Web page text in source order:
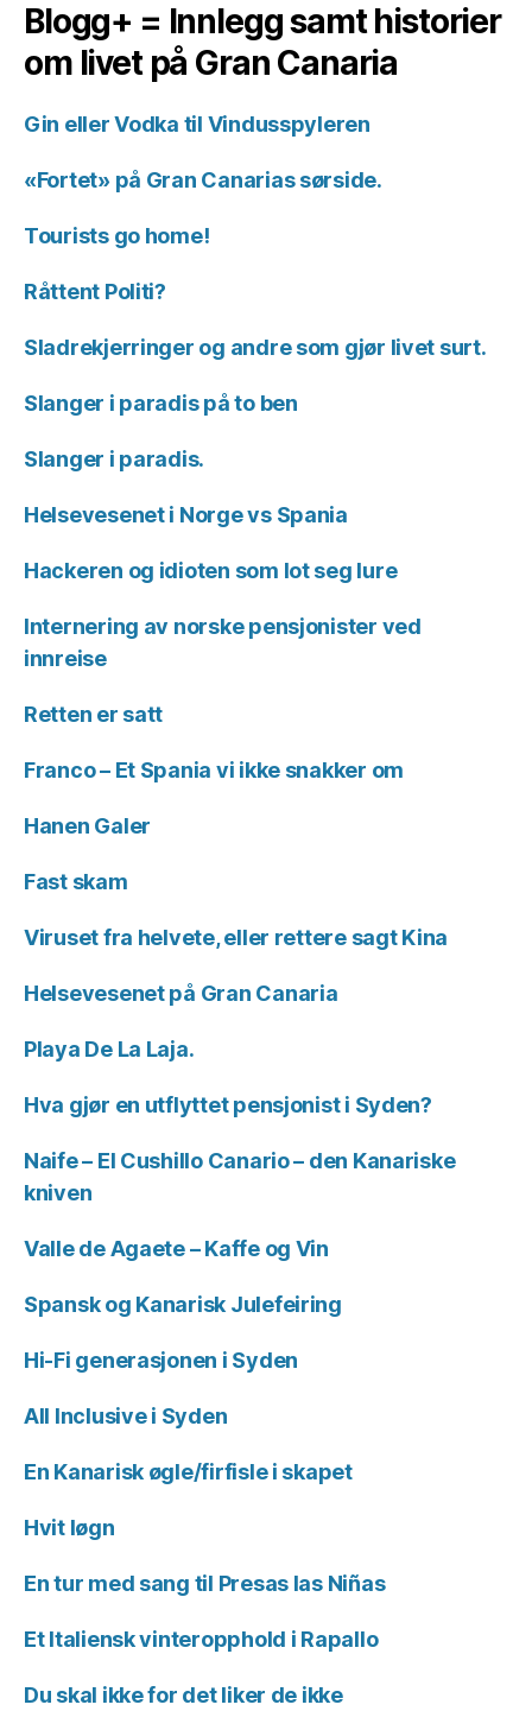
Blogg+ = Innlegg samt historier
om livet på Gran Canaria
Gin eller Vodka til Vindusspyleren
«Fortet» på Gran Canarias sørside.
Tourists go home!
Råttent Politi?
Sladrekjerringer og andre som gjør livet surt.
Slanger i paradis på to ben
Slanger i paradis.
Helsevesenet i Norge vs Spania
Hackeren og idioten som lot seg lure
Internering av norske pensjonister ved
innreise
Retten er satt
Franco – Et Spania vi ikke snakker om
Hanen Galer
Fast skam
Viruset fra helvete, eller rettere sagt Kina
Helsevesenet på Gran Canaria
Playa De La Laja.
Hva gjør en utflyttet pensjonist i Syden?
Naife – El Cushillo Canario – den Kanariske
kniven
Valle de Agaete – Kaffe og Vin
Spansk og Kanarisk Julefeiring
Hi-Fi generasjonen i Syden
All Inclusive i Syden
En Kanarisk øgle/firfisle i skapet
Hvit løgn
En tur med sang til Presas las Niñas
Et Italiensk vinteropphold i Rapallo
Du skal ikke for det liker de ikke